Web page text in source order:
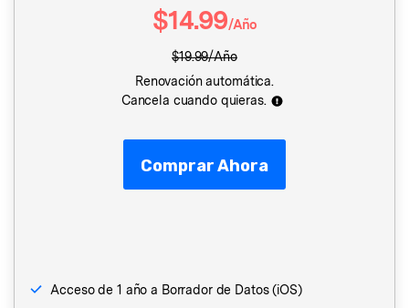
$14.99/Año
$19.99/Año
Renovación automática.
Cancela cuando quieras.
Comprar Ahora
Acceso de 1 año a Borrador de Datos (iOS)